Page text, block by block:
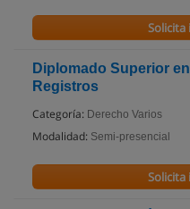
Diplomado Superior
Registros
Categoría: Derecho Varios
Modalidad: Semi-presencial